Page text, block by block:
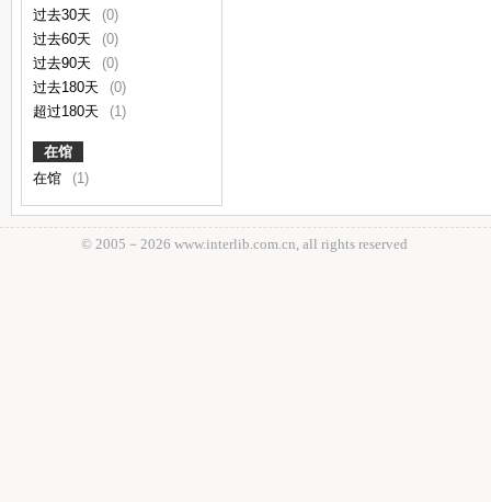
过去30天
(0)
过去60天
(0)
过去90天
(0)
过去180天
(0)
超过180天
(1)
在馆
在馆
(1)
© 2005－ 2026 www.interlib.com.cn, all rights reserved